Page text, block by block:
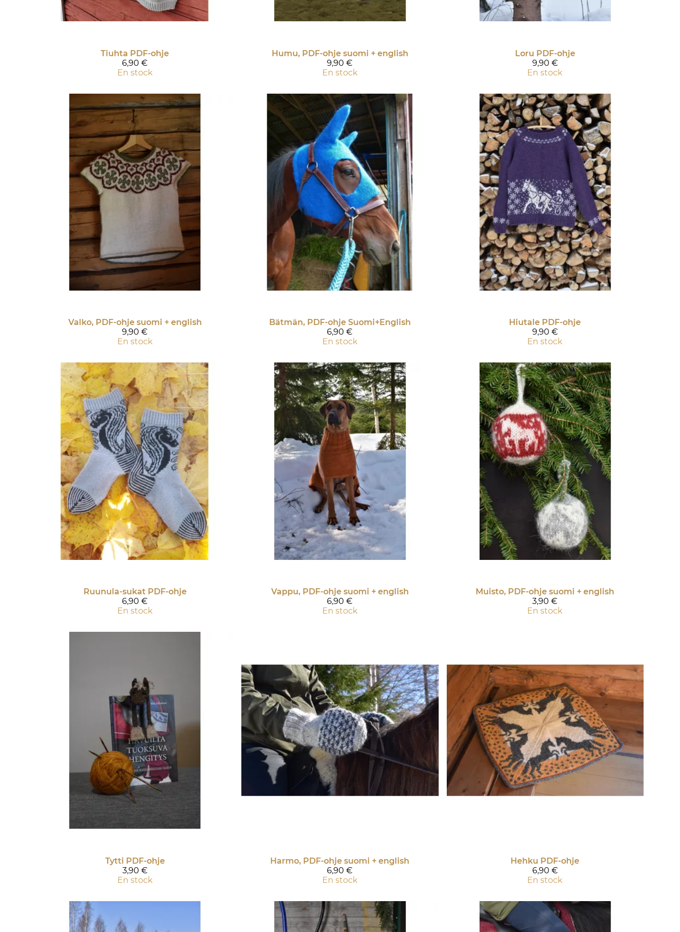
Tiuhta PDF-ohje
6,90 €
En stock
Humu, PDF-ohje suomi + english
9,90 €
En stock
Loru PDF-ohje
9,90 €
En stock
Valko, PDF-ohje suomi + english
9,90 €
En stock
Bätmän, PDF-ohje Suomi+English
6,90 €
En stock
Hiutale PDF-ohje
9,90 €
En stock
Ruunula-sukat PDF-ohje
6,90 €
En stock
Vappu, PDF-ohje suomi + english
6,90 €
En stock
Muisto, PDF-ohje suomi + english
3,90 €
En stock
Tytti PDF-ohje
3,90 €
En stock
Harmo, PDF-ohje suomi + english
6,90 €
En stock
Hehku PDF-ohje
6,90 €
En stock